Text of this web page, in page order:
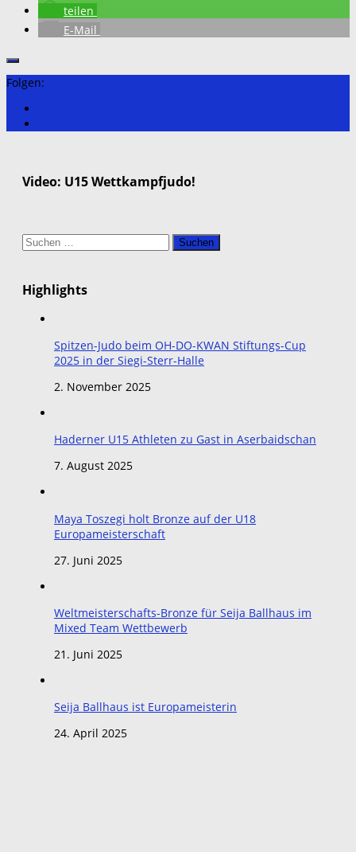
teilen
E-Mail
Folgen:
Video: U15 Wettkampfjudo!
Suchen
nach:
Highlights
Spitzen-Judo beim OH-DO-KWAN Stiftungs-Cup
2025 in der Siegi-Sterr-Halle
2. November 2025
Haderner U15 Athleten zu Gast in Aserbaidschan
7. August 2025
Maya Toszegi holt Bronze auf der U18
Europameisterschaft
27. Juni 2025
Weltmeisterschafts-Bronze für Seija Ballhaus im
Mixed Team Wettbewerb
21. Juni 2025
Seija Ballhaus ist Europameisterin
24. April 2025